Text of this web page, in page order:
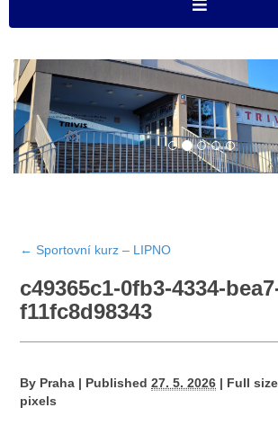
← Sportovní kurz – LIPNO
c49365c1-0fb3-4334-
f11fc8d98343
By Praha | Published 27. 5. 2026 | Full
pixels